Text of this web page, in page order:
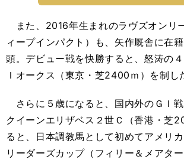
また、2016年生まれのラヴズオンリ
ィープインパクト）も、矢作厩舎に在
頭。デビュー戦を快勝すると、怒涛の
Ｉオークス（東京・芝2400ｍ）を制し
さらに５歳になると、国内外のＧＩ戦
クイーンエリザベス２世Ｃ（香港・芝
ると、日本調教馬として初めてアメリ
リーダーズカップ（フィリー＆メアタ